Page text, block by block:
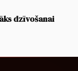
dzīvošanai